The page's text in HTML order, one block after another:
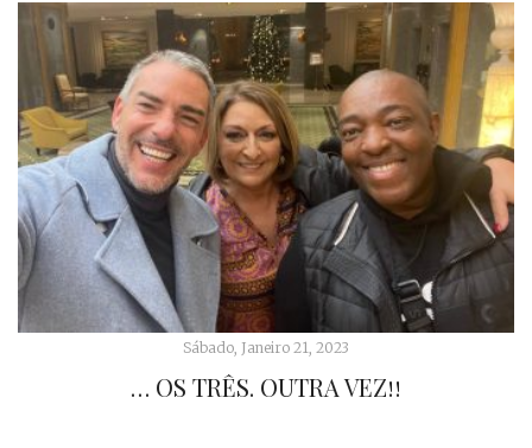
Sábado, Janeiro 21, 2023
… OS TRÊS. OUTRA VEZ!!